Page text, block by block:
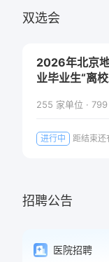
双选会
2026年北京
业毕业生“离
255 家单位 · 799
进行中 距结束还
招聘公告
医院招聘